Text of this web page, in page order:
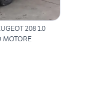
208 1.0
MOTORE